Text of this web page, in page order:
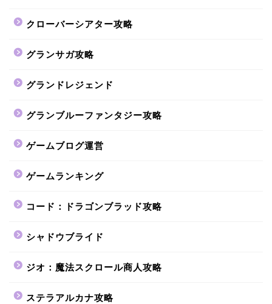
クローバーシアター攻略
グランサガ攻略
グランドレジェンド
グランブルーファンタジー攻略
ゲームブログ運営
ゲームランキング
コード：ドラゴンブラッド攻略
シャドウブライド
ジオ：魔法スクロール商人攻略
ステラアルカナ攻略